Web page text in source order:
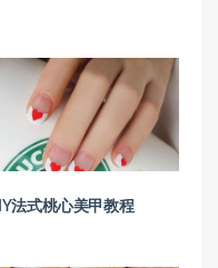
法式桃心美甲教程